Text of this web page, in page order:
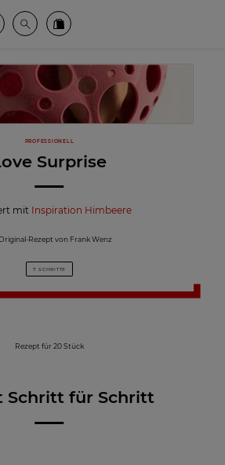
le meilleur du chocolat
kontoSuche Valrhona Collection
PROFESSIONELL
Surprise
mit Inspiration Himbeere
Rezept von Frank Wenz
7 SCHRITTE
Rezept für 20 Stück
Schritt für Schritt